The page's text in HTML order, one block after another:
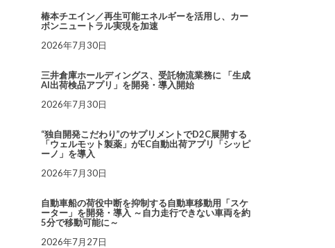
椿本チエイン／再生可能エネルギーを活用し、カー
ボンニュートラル実現を加速
2026年7月30日
三井倉庫ホールディングス、受託物流業務に 「生成
AI出荷検品アプリ」を開発・導入開始
2026年7月30日
“独自開発こだわり”のサプリメントでD2C展開する
「ウェルモット製薬」がEC自動出荷アプリ「シッピ
ーノ」を導入
2026年7月30日
自動車船の荷役中断を抑制する自動車移動用「スケ
ーター」を開発・導入 ～自力走行できない車両を約
5分で移動可能に～
2026年7月27日